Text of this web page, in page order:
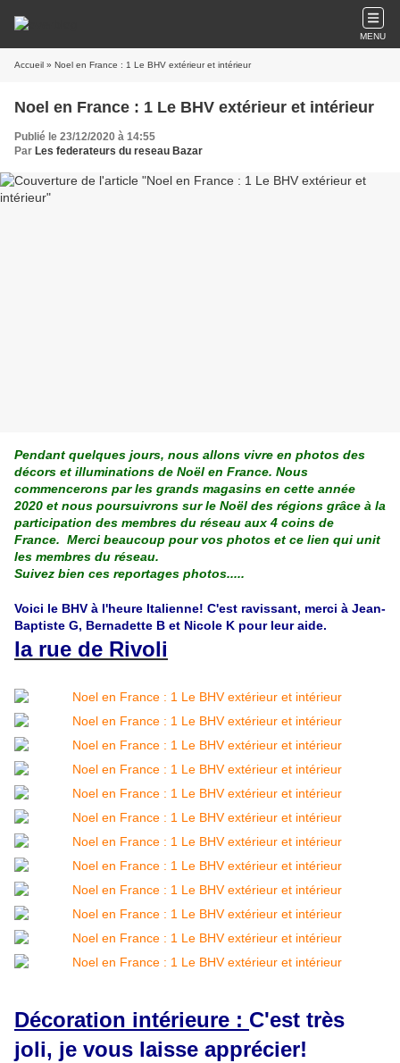
MENU
Accueil » Noel en France : 1 Le BHV extérieur et intérieur
Noel en France : 1 Le BHV extérieur et intérieur
Publié le 23/12/2020 à 14:55
Par Les federateurs du reseau Bazar
Pendant quelques jours, nous allons vivre en photos des
décors et illuminations de Noël en France. Nous
commencerons par les grands magasins en cette année
2020 et nous poursuivrons sur le Noël des régions grâce à la
participation des membres du réseau aux 4 coins de
France. Merci beaucoup pour vos photos et ce lien qui unit
les membres du réseau.
Suivez bien ces reportages photos.....
Voici le BHV à l'heure Italienne! C'est ravissant, merci à Jean-
Baptiste G, Bernadette B et Nicole K pour leur aide.
la rue de Rivoli
Décoration intérieure : C'est très
joli, je vous laisse apprécier!